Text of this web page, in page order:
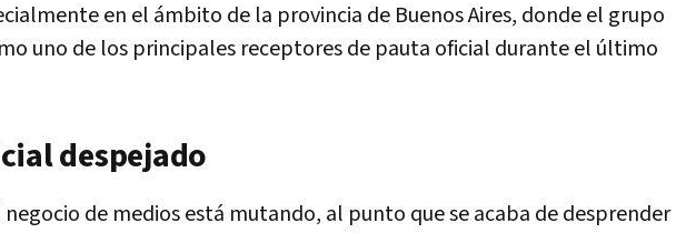
en el ámbito de la provincia de Buenos Aires, donde el grupo
uno de los principales receptores de pauta oficial durante el último
despejado
de medios está mutando, al punto que se acaba de desprender